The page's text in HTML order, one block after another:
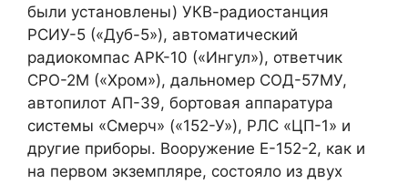
были установлены) УКВ-радиостанция
РСИУ-5 («Дуб-5»), автоматический
радиокомпас АРК-10 («Ингул»), ответчик
СРО-2М («Хром»), дальномер СОД-57МУ,
автопилот АП-39, бортовая аппаратура
системы «Смерч» («152-У»), РЛС «ЦП-1» и
другие приборы. Вооружение Е-152-2, как и
на первом экземпляре, состояло из двух